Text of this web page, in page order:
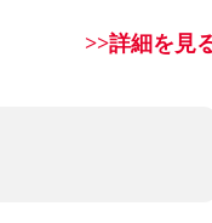
>>詳細を見